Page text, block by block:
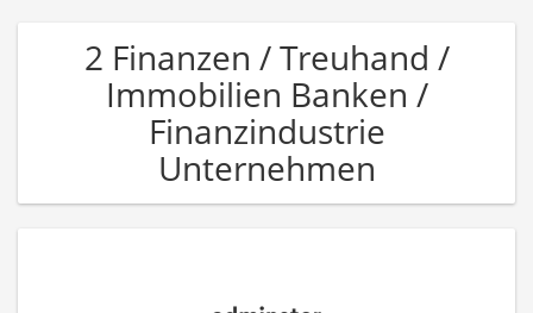
2 Finanzen / Treuhand /
Immobilien Banken /
Finanzindustrie
Unternehmen